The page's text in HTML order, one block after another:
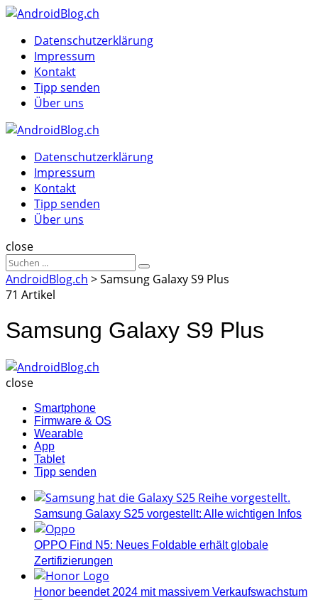
Menu
MenuDatenschutzerklärung
Impressum
Kontakt
Tipp senden
Über uns
Datenschutzerklärung
Impressum
Kontakt
Tipp senden
Über uns
Suche
close
Sucheergebnisse
für
Suche
AndroidBlog.ch >Samsung Galaxy S9 Plus
71 Artikel
Samsung Galaxy S9 Plus
close
Smartphone
Firmware & OS
Wearable
App
Tablet
Tipp senden
Samsung Galaxy S25 vorgestellt: Alle wichtigen Infos
OPPO Find N5: Neues Foldable erhält globale
Zertifizierungen
Honor beendet 2024 mit massivem Verkaufswachstum